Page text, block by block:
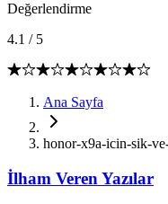
Değerlendirme
4.1 / 5
Ana Sayfa
honor-x9a-icin-sik-
İlham Veren Yazılar